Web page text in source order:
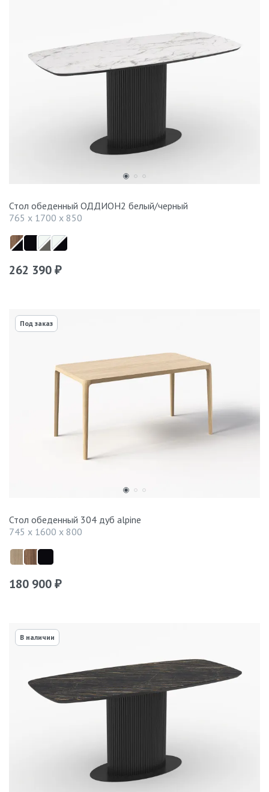
Стол обеденный ОДДИОН2 белый/черный
765 x 1700 x 850
262 390 ₽
Под заказ
Стол обеденный 304 дуб alpine
745 x 1600 x 800
180 900 ₽
В наличии